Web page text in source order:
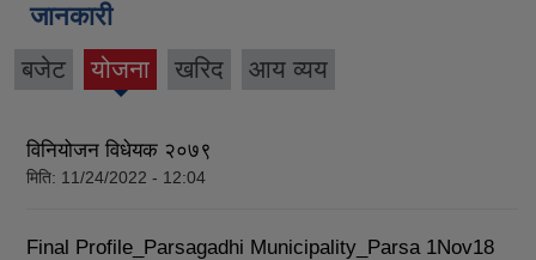
जानकारी
बजेट योजना
(active
खरिद आय व्यय
विनियोजन विधेयक २०७९
मिति: 11/24/2022 - 12:04
Final Profile_Parsagadhi Municipality_Parsa 1Nov18